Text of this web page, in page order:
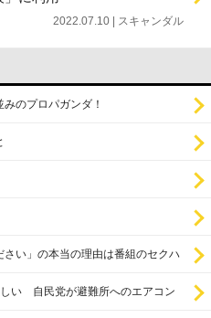
2022.07.10 | スキャンダル
のプロパガンダ！
い」の本当の理由は番組のセクハ
しい 自民党が避難所へのエアコン